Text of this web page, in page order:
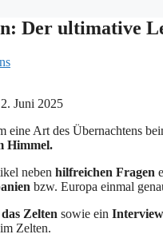
Der ultimative
2. Juni 2025
eine Art des Übernachtens
Himmel.
neben hilfreichen Fragen
bzw. Europa einmal
Zelten sowie ein Interview
Zelten.